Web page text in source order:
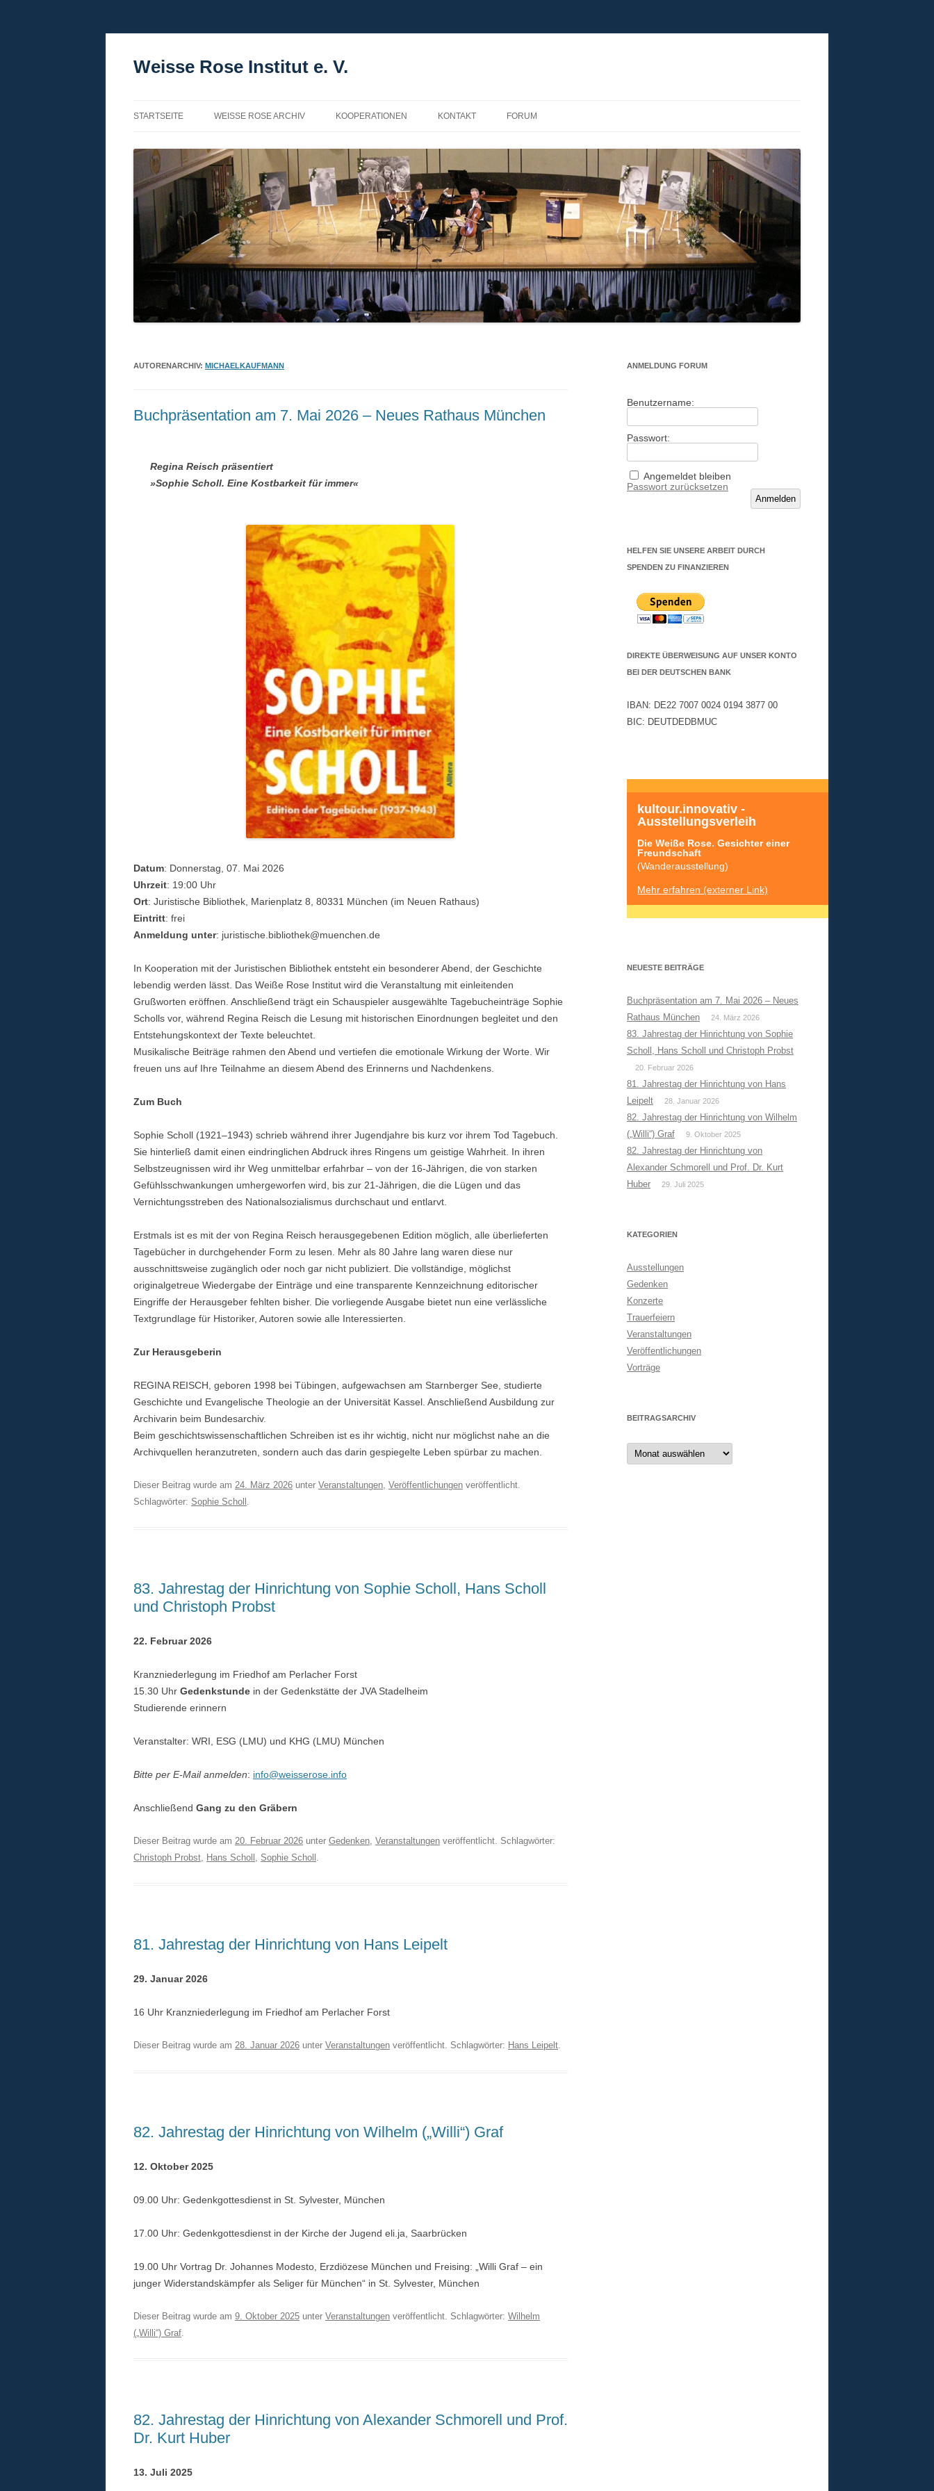
Weisse Rose Institut e. V.
STARTSEITE WEISSE ROSE ARCHIV KOOPERATIONEN KONTAKT FORUM
AUTORENARCHIV: MICHAELKAUFMANN
Buchpräsentation am 7. Mai 2026 – Neues Rathaus München
Regina Reisch präsentiert
»Sophie Scholl. Eine Kostbarkeit für immer«
Datum: Donnerstag, 07. Mai 2026
Uhrzeit: 19:00 Uhr
Ort: Juristische Bibliothek, Marienplatz 8, 80331 München (im Neuen Rathaus)
Eintritt: frei
Anmeldung unter: juristische.bibliothek@muenchen.de
In Kooperation mit der Juristischen Bibliothek entsteht ein besonderer Abend, der Geschichte
lebendig werden lässt. Das Weiße Rose Institut wird die Veranstaltung mit einleitenden
Grußworten eröffnen. Anschließend trägt ein Schauspieler ausgewählte Tagebucheinträge Sophie
Scholls vor, während Regina Reisch die Lesung mit historischen Einordnungen begleitet und den
Entstehungskontext der Texte beleuchtet.
Musikalische Beiträge rahmen den Abend und vertiefen die emotionale Wirkung der Worte. Wir
freuen uns auf Ihre Teilnahme an diesem Abend des Erinnerns und Nachdenkens.
Zum Buch
Sophie Scholl (1921–1943) schrieb während ihrer Jugendjahre bis kurz vor ihrem Tod Tagebuch.
Sie hinterließ damit einen eindringlichen Abdruck ihres Ringens um geistige Wahrheit. In ihren
Selbstzeugnissen wird ihr Weg unmittelbar erfahrbar – von der 16-Jährigen, die von starken
Gefühlsschwankungen umhergeworfen wird, bis zur 21-Jährigen, die die Lügen und das
Vernichtungsstreben des Nationalsozialismus durchschaut und entlarvt.
Erstmals ist es mit der von Regina Reisch herausgegebenen Edition möglich, alle überlieferten
Tagebücher in durchgehender Form zu lesen. Mehr als 80 Jahre lang waren diese nur
ausschnittsweise zugänglich oder noch gar nicht publiziert. Die vollständige, möglichst
originalgetreue Wiedergabe der Einträge und eine transparente Kennzeichnung editorischer
Eingriffe der Herausgeber fehlten bisher. Die vorliegende Ausgabe bietet nun eine verlässliche
Textgrundlage für Historiker, Autoren sowie alle Interessierten.
Zur Herausgeberin
REGINA REISCH, geboren 1998 bei Tübingen, aufgewachsen am Starnberger See, studierte
Geschichte und Evangelische Theologie an der Universität Kassel. Anschließend Ausbildung zur
Archivarin beim Bundesarchiv.
Beim geschichtswissenschaftlichen Schreiben ist es ihr wichtig, nicht nur möglichst nahe an die
Archivquellen heranzutreten, sondern auch das darin gespiegelte Leben spürbar zu machen.
Dieser Beitrag wurde am 24. März 2026 unter Veranstaltungen Veröffentlichungen veröffentlicht.
Schlagwörter: Sophie Scholl
83. Jahrestag der Hinrichtung von Sophie Scholl, Hans Scholl
und Christoph Probst
22. Februar 2026
Kranzniederlegung im Friedhof am Perlacher Forst
15.30 Uhr Gedenkstunde in der Gedenkstätte der JVA Stadelheim
Studierende erinnern
Veranstalter: WRI, ESG (LMU) und KHG (LMU) München
Bitte per E-Mail anmelden: info@weisserose.info
Anschließend Gang zu den Gräbern
Dieser Beitrag wurde am 20. Februar 2026 unter Gedenken Veranstaltungen veröffentlicht. Schlagwörter:
Christoph Probst Hans Scholl Sophie Scholl
81. Jahrestag der Hinrichtung von Hans Leipelt
29. Januar 2026
16 Uhr Kranzniederlegung im Friedhof am Perlacher Forst
Dieser Beitrag wurde am 28. Januar 2026 unter Veranstaltungen veröffentlicht. Schlagwörter: Hans Leipelt
82. Jahrestag der Hinrichtung von Wilhelm („Willi“) Graf
12. Oktober 2025
09.00 Uhr: Gedenkgottesdienst in St. Sylvester, München
17.00 Uhr: Gedenkgottesdienst in der Kirche der Jugend eli.ja, Saarbrücken
19.00 Uhr Vortrag Dr. Johannes Modesto, Erzdiözese München und Freising: „Willi Graf – ein
junger Widerstandskämpfer als Seliger für München“ in St. Sylvester, München
Dieser Beitrag wurde am 9. Oktober 2025 unter Veranstaltungen veröffentlicht. Schlagwörter: Wilhelm
(„Willi“) Graf
82. Jahrestag der Hinrichtung von Alexander Schmorell und Prof.
Dr. Kurt Huber
13. Juli 2025
ANMELDUNG FORUM
Benutzername:
Passwort:
Angemeldet bleiben
Anmelden
Passwort zurücksetzen
HELFEN SIE UNSERE ARBEIT DURCH
SPENDEN ZU FINANZIEREN
DIREKTE ÜBERWEISUNG AUF UNSER KONTO
BEI DER DEUTSCHEN BANK
IBAN: DE22 7007 0024 0194 3877 00
BIC: DEUTDEDBMUC
kultour.innovativ -
Ausstellungsverleih
Die Weiße Rose. Gesichter einer
Freundschaft
(Wanderausstellung)
Mehr erfahren (externer Link)
NEUESTE BEITRÄGE
Buchpräsentation am 7. Mai 2026 – Neues
Rathaus München
24. März 2026
83. Jahrestag der Hinrichtung von Sophie
Scholl, Hans Scholl und Christoph Probst
20. Februar 2026
81. Jahrestag der Hinrichtung von Hans
Leipelt
28. Januar 2026
82. Jahrestag der Hinrichtung von Wilhelm
(„Willi“) Graf
9. Oktober 2025
82. Jahrestag der Hinrichtung von
Alexander Schmorell und Prof. Dr. Kurt
Huber
29. Juli 2025
KATEGORIEN
Ausstellungen
Gedenken
Konzerte
Trauerfeiern
Veranstaltungen
Veröffentlichungen
Vorträge
BEITRAGSARCHIV
Beitragsarchiv